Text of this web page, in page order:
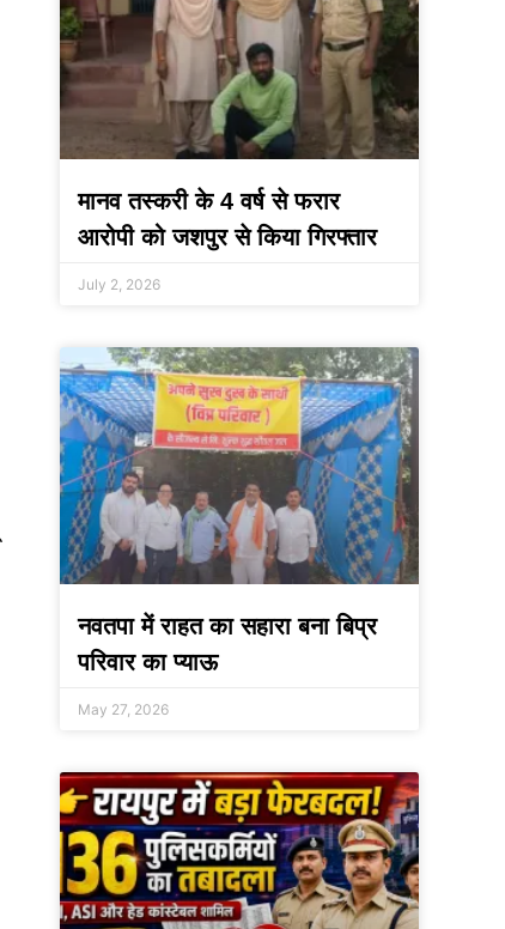
मानव तस्करी के 4 वर्ष से फरार
आरोपी को जशपुर से किया गिरफ्तार
July 2, 2026
नवतपा में राहत का सहारा बना बिप्र
परिवार का प्याऊ
May 27, 2026